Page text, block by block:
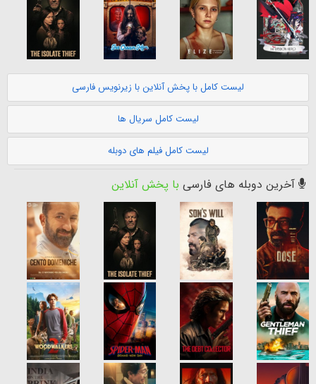
لیست کامل با پخش آنلاین با زیرنویس فارسی
لیست کامل سریال ها
لیست کامل فیلم های دوبله
آخرین دوبله های فارسی با پخش آنلاین